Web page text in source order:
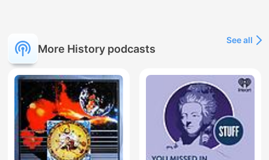
More History podcasts
See all